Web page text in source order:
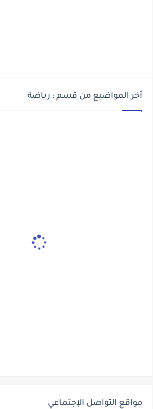
أخر المواضيع من قسم : رياضة
مواقع التواصل الإجتماعي